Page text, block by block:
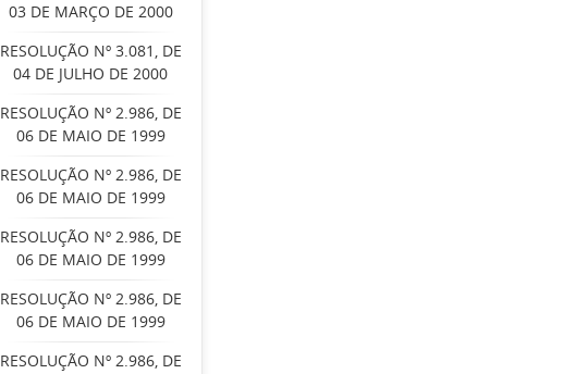
03 DE MARÇO DE 2000
RESOLUÇÃO Nº 3.081, DE
04 DE JULHO DE 2000
RESOLUÇÃO Nº 2.986, DE
06 DE MAIO DE 1999
RESOLUÇÃO Nº 2.986, DE
06 DE MAIO DE 1999
RESOLUÇÃO Nº 2.986, DE
06 DE MAIO DE 1999
RESOLUÇÃO Nº 2.986, DE
06 DE MAIO DE 1999
RESOLUÇÃO Nº 2.986, DE